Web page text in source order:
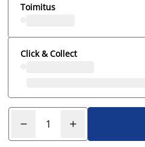
Toimitus
Click & Collect